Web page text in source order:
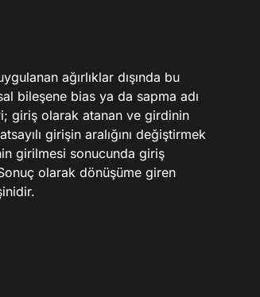
ağırlıklar dışında bu
bileşene bias ya da sapma adı
giriş olarak atanan ve girdinin
girişin aralığını değiştirmek
girilmesi sonucunda giriş
olarak dönüşüme giren